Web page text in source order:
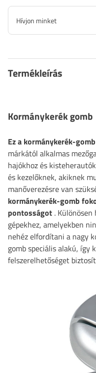
Hívjon minket
Termékleírás
Kormánykerék gomb
Ez a kormánykerék-gomb
márkától alkalmas
hajókhoz és
és kezelőknek, akiknek
manőverezésre van
kormánykerék-gomb
pontosságot . Különösen
gépekhez, amelyekben
nehéz elfordítani a nagy
gomb speciális alakú, így
felszerelhetőséget